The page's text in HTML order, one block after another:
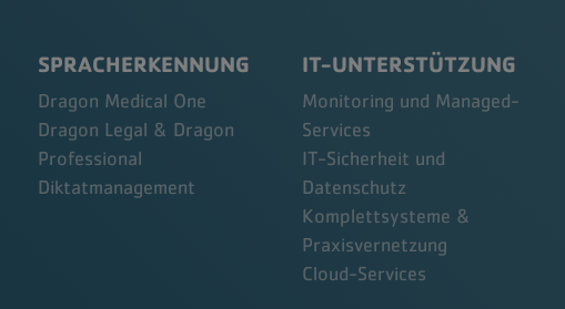
SPRACHERKENNUNG
Dragon Medical One
Dragon Legal & Dragon
Professional
Diktatmanagement
IT-UNTERSTÜTZUNG
Monitoring und Managed-
Services
IT-Sicherheit und
Datenschutz
Komplettsysteme &
Praxisvernetzung
Cloud-Services